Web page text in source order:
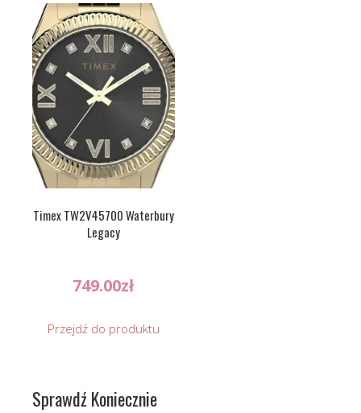
Timex TW2V45700 Waterbury
Legacy
749.00zł
Przejdź do produktu
Sprawdź Koniecznie